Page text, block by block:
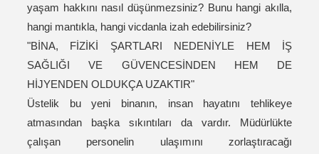
yaşam hakkını nasıl düşünmezsiniz? Bunu hangi akılla,
hangi mantıkla, hangi vicdanla izah edebilirsiniz?
"BİNA, FİZİKİ ŞARTLARI NEDENİYLE HEM İŞ
SAĞLIĞI VE GÜVENCESİNDEN HEM DE
HİJYENDEN OLDUKÇA UZAKTIR"
Üstelik bu yeni binanın, insan hayatını tehlikeye
atmasından başka sıkıntıları da vardır. Müdürlükte
çalışan personelin ulaşımını zorlaştıracağı